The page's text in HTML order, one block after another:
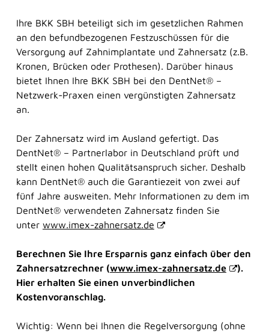
Ihre BKK SBH beteiligt sich im gesetzlichen Rahmen
an den befundbezogenen Festzuschüssen für die
Versorgung auf Zahnimplantate und Zahnersatz (z.B.
Kronen, Brücken oder Prothesen). Darüber hinaus
bietet Ihnen Ihre BKK SBH bei den DentNet® –
Netzwerk-Praxen einen vergünstigten Zahnersatz
an.
Der Zahnersatz wird im Ausland gefertigt. Das
DentNet® – Partnerlabor in Deutschland prüft und
stellt einen hohen Qualitätsanspruch sicher. Deshalb
kann DentNet® auch die Garantiezeit von zwei auf
fünf Jahre ausweiten. Mehr Informationen zu dem im
DentNet® verwendeten Zahnersatz finden Sie
unter www.imex-zahnersatz.de
Berechnen Sie Ihre Ersparnis ganz einfach über den
Zahnersatzrechner (www.imex-zahnersatz.de ).
Hier erhalten Sie einen unverbindlichen
Kostenvoranschlag.
Wichtig: Wenn bei Ihnen die Regelversorgung (ohne
Unsere digitaler Assistentin Sina berät Sie
jederzeit ganz ohne Wartezeit. Sie versteht zwar
noch nicht alles perfekt, lernt aber ständig dazu.
Herzlich willkommen bei der BKK SBH! Wie